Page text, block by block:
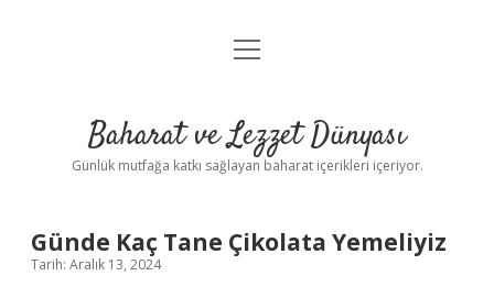
Anasayfa
Yasal Uyarı
menüyü
Baharat ve Lezzet Dünyası
Günlük mutfağa katkı sağlayan baharat içerikleri içeriyor.
Günde Kaç Tane Çikolata Yemeliyiz
Tarih: Aralık 13, 2024